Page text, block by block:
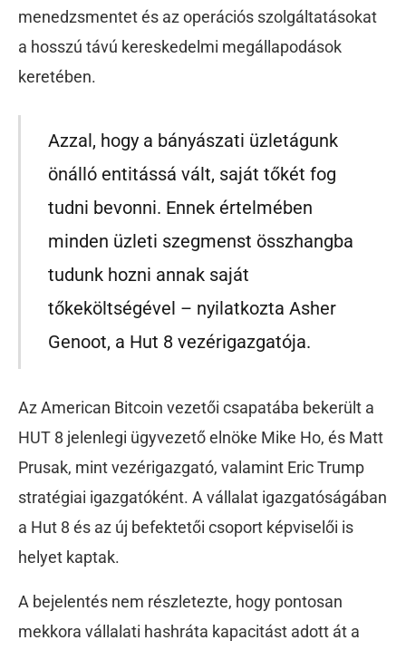
menedzsmentet és az operációs szolgáltatásokat
a hosszú távú kereskedelmi megállapodások
keretében.
Azzal, hogy a bányászati üzletágunk
önálló entitássá vált, saját tőkét fog
tudni bevonni. Ennek értelmében
minden üzleti szegmenst összhangba
tudunk hozni annak saját
tőkeköltségével – nyilatkozta Asher
Genoot, a Hut 8 vezérigazgatója.
Az American Bitcoin vezetői csapatába bekerült a
HUT 8 jelenlegi ügyvezető elnöke Mike Ho, és Matt
Prusak, mint vezérigazgató, valamint Eric Trump
stratégiai igazgatóként. A vállalat igazgatóságában
a Hut 8 és az új befektetői csoport képviselői is
helyet kaptak.
A bejelentés nem részletezte, hogy pontosan
mekkora vállalati hashráta kapacitást adott át a